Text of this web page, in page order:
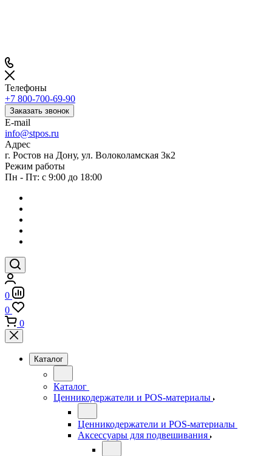
Телефоны
+7 800-700-69-90
Заказать звонок
E-mail
info@stpos.ru
Адрес
г. Ростов на Дону, ул. Волоколамская 3к2
Режим работы
Пн - Пт: с 9:00 до 18:00
0
0
0
Каталог
Каталог
Ценникодержатели и POS-материалы
Ценникодержатели и POS-материалы
Аксессуары для подвешивания